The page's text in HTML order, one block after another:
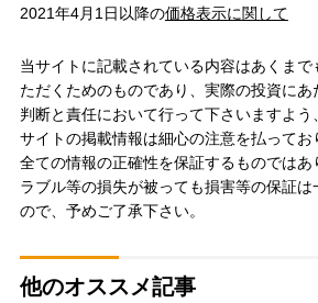
2021年4月1日以降の価格表示に関して
当サイトに記載されている内容はあくま
ただくためのものであり、実際の投資に
判断と責任において行って下さいますよう
サイトの掲載情報は細心の注意を払って
全ての情報の正確性を保証するものではあ
ラブル等の損失が被っても損害等の保証
ので、予めご了承下さい。
他のオススメ記事